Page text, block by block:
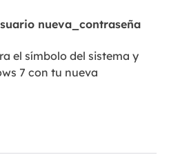
nueva_contraseña
el símbolo del sistema y
7 con tu nueva